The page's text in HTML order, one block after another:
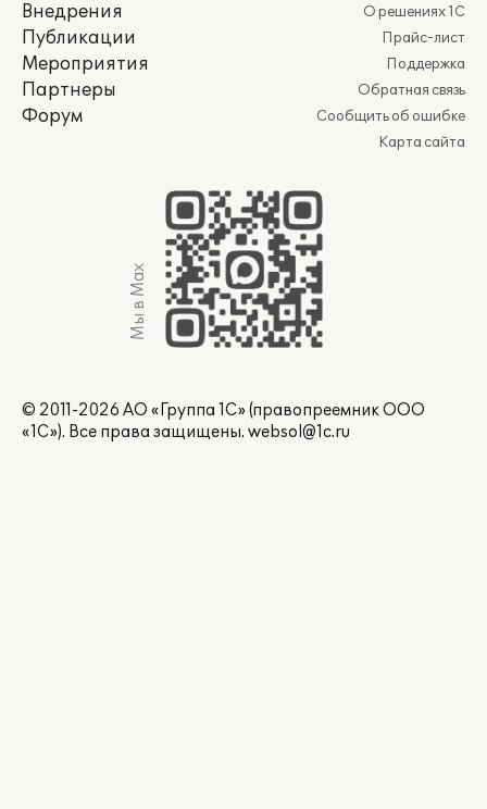
Внедрения
Публикации
Мероприятия
Партнеры
Форум
О решениях 1С
Прайс-лист
Поддержка
Обратная связь
Сообщить об ошибке
Карта сайта
Мы в Max
© 2011-2026 АО «Группа 1С» (правопреемник ООО
«1С»). Все права защищены. websol@1c.ru